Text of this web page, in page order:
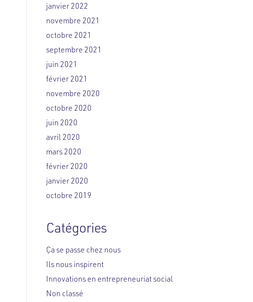
janvier 2022
novembre 2021
octobre 2021
septembre 2021
juin 2021
février 2021
novembre 2020
octobre 2020
juin 2020
avril 2020
mars 2020
février 2020
janvier 2020
octobre 2019
Catégories
Ça se passe chez nous
Ils nous inspirent
Innovations en entrepreneuriat social
Non classé